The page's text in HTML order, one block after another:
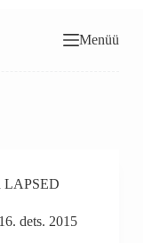
Menüü
LAPSED
16. dets. 2015